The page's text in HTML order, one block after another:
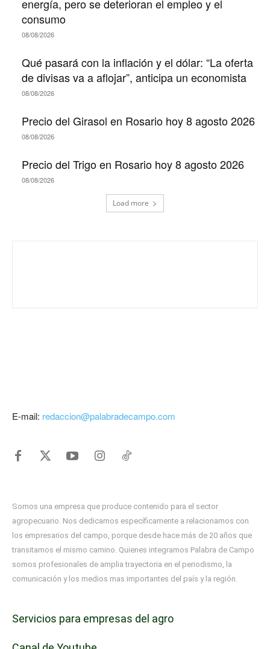
energía, pero se deterioran el empleo y el
consumo
08/08/2026
Qué pasará con la inflación y el dólar: “La oferta
de divisas va a aflojar”, anticipa un economista
08/08/2026
Precio del Girasol en Rosario hoy 8 agosto 2026
08/08/2026
Precio del Trigo en Rosario hoy 8 agosto 2026
08/08/2026
Load more
E-mail: redaccion@palabradecampo.com
Somos una empresa que produce contenido para el sector
agropecuario. Nos dedicamos específicamente a relacionarnos con
los empresarios del campo, porque desde hace más de 20 años que
transitamos el mismo camino. Quienes integramos Palabra de Campo
somos profesionales de amplia trayectoria en el periodismo, la
comunicación y los medios mas importantes del país y la región.
Servicios para empresas del agro